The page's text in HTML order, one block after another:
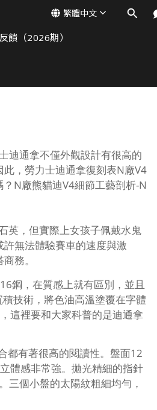
饋（2026期）
繁體中文
迪通拿不僅外觀設計有很高的
，勞力士迪通拿復刻表N廠V4
N廠熊貓迪V4細節工藝剖析-N
英，但實際上女孩子佩戴水鬼
無法體驗賽車的速度與激
務。
鋼，在質感上就有區別，並且
技術，將色油高溫塗覆在字體
這裡要和大家科普的是迪通拿
都有著很高的閱讀性。盤面12
體感非常強。拋光精細的指針
三個小盤的太陽紋粗細均勻，